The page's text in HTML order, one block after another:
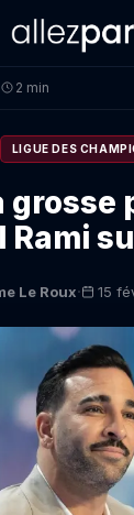
2 min
LIGUE DES
Le Roux· 15